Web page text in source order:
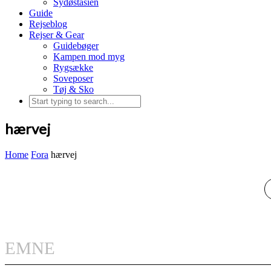
Sydøstasien
Guide
Rejseblog
Rejser & Gear
Guidebøger
Kampen mod myg
Rygsække
Soveposer
Tøj & Sko
hærvej
Home Fora hærvej
EMNE